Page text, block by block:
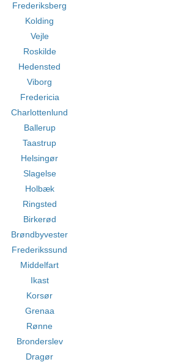
Frederiksberg
Kolding
Vejle
Roskilde
Hedensted
Viborg
Fredericia
Charlottenlund
Ballerup
Taastrup
Helsingør
Slagelse
Holbæk
Ringsted
Birkerød
Brøndbyvester
Frederikssund
Middelfart
Ikast
Korsør
Grenaa
Rønne
Bronderslev
Dragør